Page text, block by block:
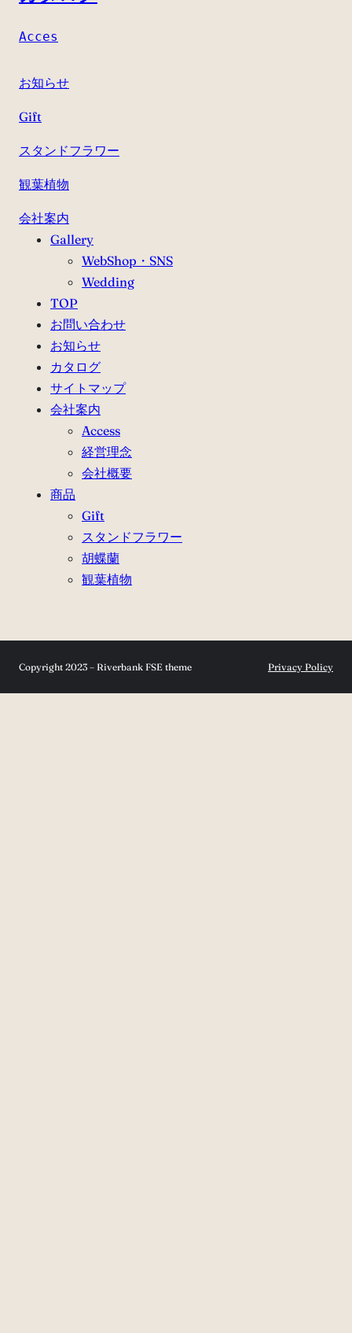
Acces
お知らせ
Gift
スタンドフラワー
観葉植物
会社案内
Gallery
WebShop・SNS
Wedding
TOP
お問い合わせ
お知らせ
カタログ
サイトマップ
会社案内
Access
経営理念
会社概要
商品
Gift
スタンドフラワー
胡蝶蘭
観葉植物
Copyright 2023 – Riverbank FSE theme Privacy Policy